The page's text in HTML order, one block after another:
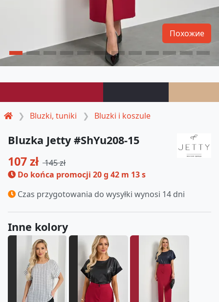
Bluzki, tuniki Bluzki i koszule
Похожие
Bluzka Jetty #ShYu208-15
107 zł 145 zł
Do końca promocji 20 g 42 m 12 s
Czas przygotowania do wysyłki wynosi 14 dni
Inne kolory